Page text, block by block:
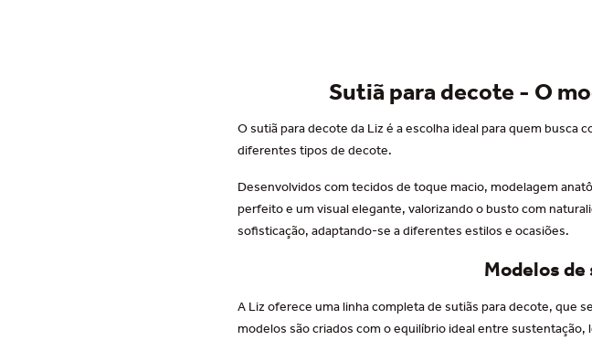
Sutiã para decote - O
O sutiã para decote da Liz é a escolha ideal para quem
diferentes tipos de decote.
Desenvolvidos com tecidos de toque macio, modelagem
perfeito e um visual elegante, valorizando o busto com
sofisticação, adaptando-se a diferentes estilos e ocasiões.
Modelos
A Liz oferece uma linha completa de sutiãs para decote, que
modelos são criados com o equilíbrio ideal entre